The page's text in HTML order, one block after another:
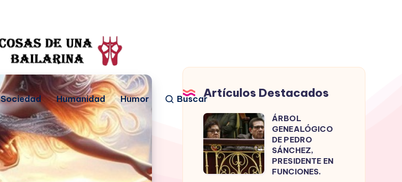
Sociedad Humanidad Humor BuscarArtículos Destacados
ÁRBOL
GENEALÓGICO
DE
PEDRO
SÁNCHEZ,
ÁRBOL
GENEALÓGICO
DE PEDRO
SÁNCHEZ,
PRESIDENTE EN
FUNCIONES.